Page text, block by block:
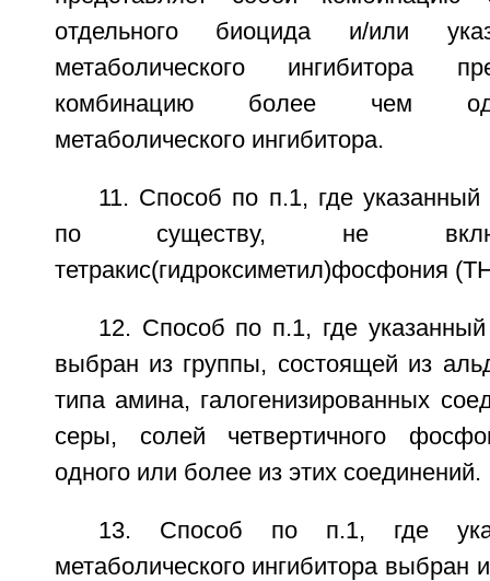
отдельного биоцида и/или
метаболического ингибитора
комбинацию более чем
метаболического ингибитора.
11. Способ по п.1, где
по существу, не
тетракис(гидроксиметил)фосфония
12. Способ по п.1, где
выбран из группы, состоящей из
типа амина, галогенизированных
серы, солей четвертичного
одного или более из этих соединений.
13. Способ по п.1, где
метаболического ингибитора выбран